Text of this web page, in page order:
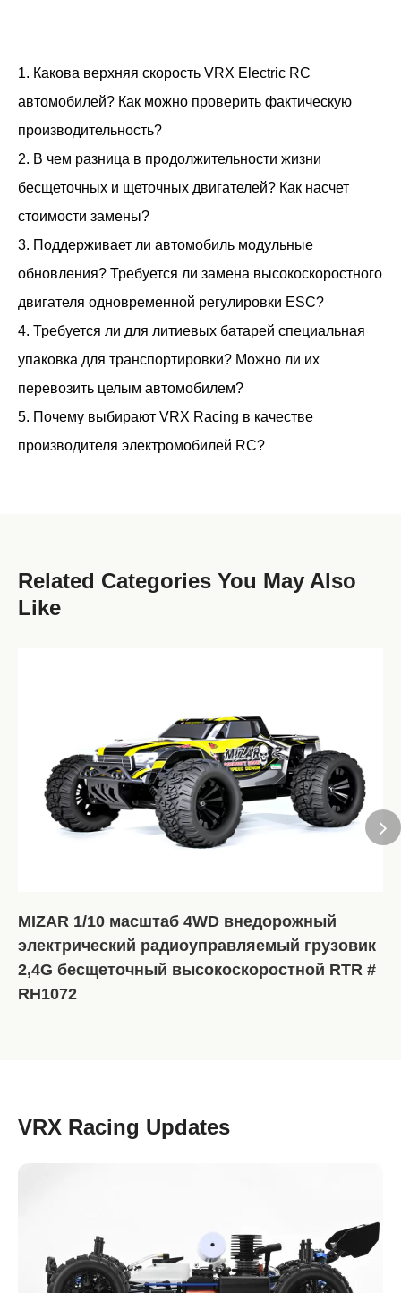
1. Какова верхняя скорость VRX Electric RC
автомобилей? Как можно проверить фактическую
производительность?
2. В чем разница в продолжительности жизни
бесщеточных и щеточных двигателей? Как насчет
стоимости замены?
3. Поддерживает ли автомобиль модульные
обновления? Требуется ли замена высокоскоростного
двигателя одновременной регулировки ESC?
4. Требуется ли для литиевых батарей специальная
упаковка для транспортировки? Можно ли их
перевозить целым автомобилем?
5. Почему выбирают VRX Racing в качестве
производителя электромобилей RC?
Related Categories You May Also
Like
MIZAR 1/10 масштаб 4WD внедорожный
электрический радиоуправляемый грузовик
2,4G бесщеточный высокоскоростной RTR #
RH1072
VRX Racing Updates